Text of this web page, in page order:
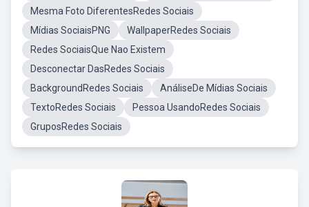
Mesma Foto DiferentesRedes Sociais
Mídias SociaisPNG
WallpaperRedes Sociais
Redes SociaisQue Nao Existem
Desconectar DasRedes Sociais
BackgroundRedes Sociais
AnáliseDe Mídias Sociais
TextoRedes Sociais
Pessoa UsandoRedes Sociais
GruposRedes Sociais